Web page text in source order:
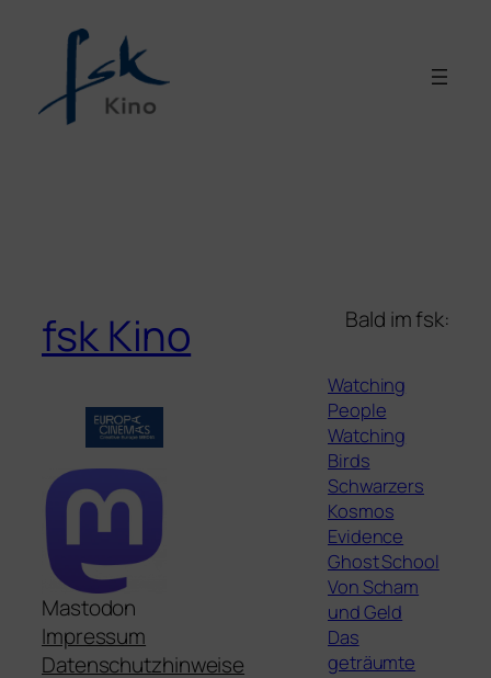
fsk Kino
Mastodon
Impressum
Datenschutzhinweise
Bald im fsk:
Watching
People
Watching
Birds
Schwarzers
Kosmos
Evidence
Ghost School
Von Scham
und Geld
Das
geträumte